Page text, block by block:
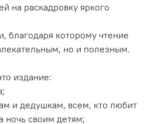
на раскадровку яркого
благодаря которому чтение
но и полезным.
издание:
и дедушкам, всем, кто любит
ночь своим детям;